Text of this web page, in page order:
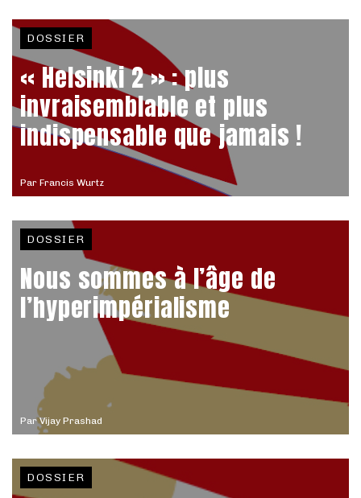
Par Francis Wurtz
DOSSIER
« Helsinki 2 » : plus
invraisemblable et plus
indispensable que jamais !
ParVijay Prashad
DOSSIER
Nous sommes à l’âge de
l’hyperimpérialisme
DOSSIER